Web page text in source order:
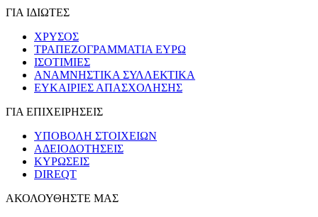
ΓΙΑ ΙΔΙΩΤΕΣ
ΧΡΥΣΟΣ
ΤΡΑΠΕΖΟΓΡΑΜΜΑΤΙΑ ΕΥΡΩ
ΙΣΟΤΙΜΙΕΣ
ΑΝΑΜΝΗΣΤΙΚΑ ΣΥΛΛΕΚΤΙΚΑ
ΕΥΚΑΙΡΙΕΣ ΑΠΑΣΧΟΛΗΣΗΣ
ΓΙΑ ΕΠΙΧΕΙΡΗΣΕΙΣ
ΥΠΟΒΟΛΗ ΣΤΟΙΧΕΙΩΝ
ΑΔΕΙΟΔΟΤΗΣΕΙΣ
ΚΥΡΩΣΕΙΣ
DIREQT
ΑΚΟΛΟΥΘΗΣΤΕ ΜΑΣ